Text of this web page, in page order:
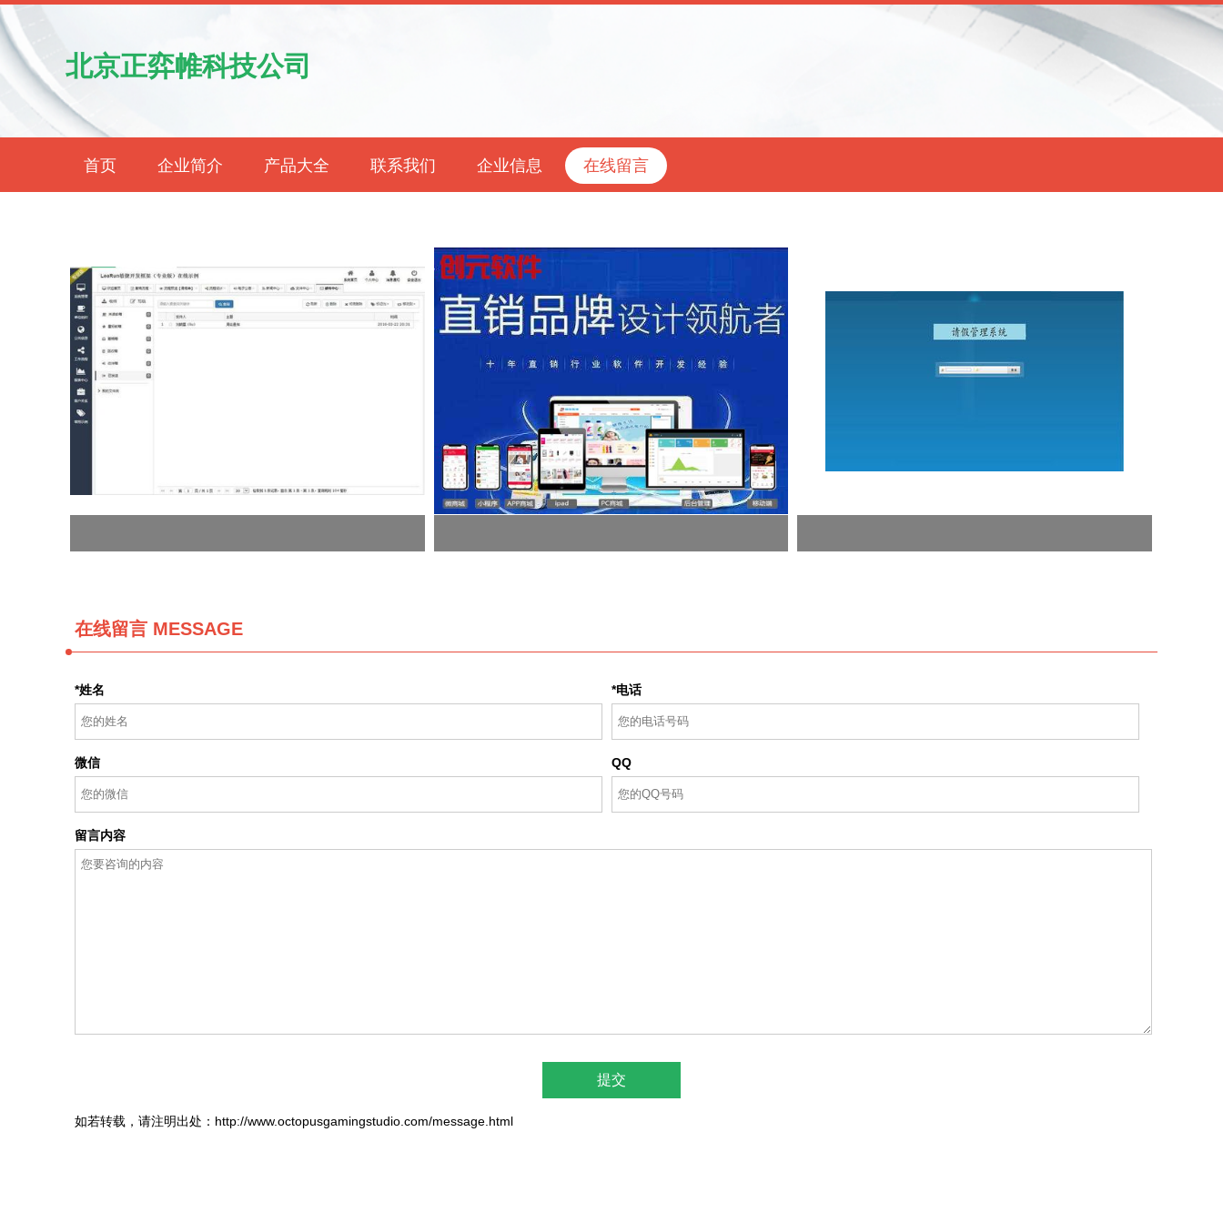
北京正弈帷科技公司
首页 企业简介 产品大全 联系我们 企业信息 在线留言
在线留言 MESSAGE
*姓名 *电话
微信 QQ
留言内容
如若转载，请注明出处：http://www.octopusgamingstudio.com/message.html